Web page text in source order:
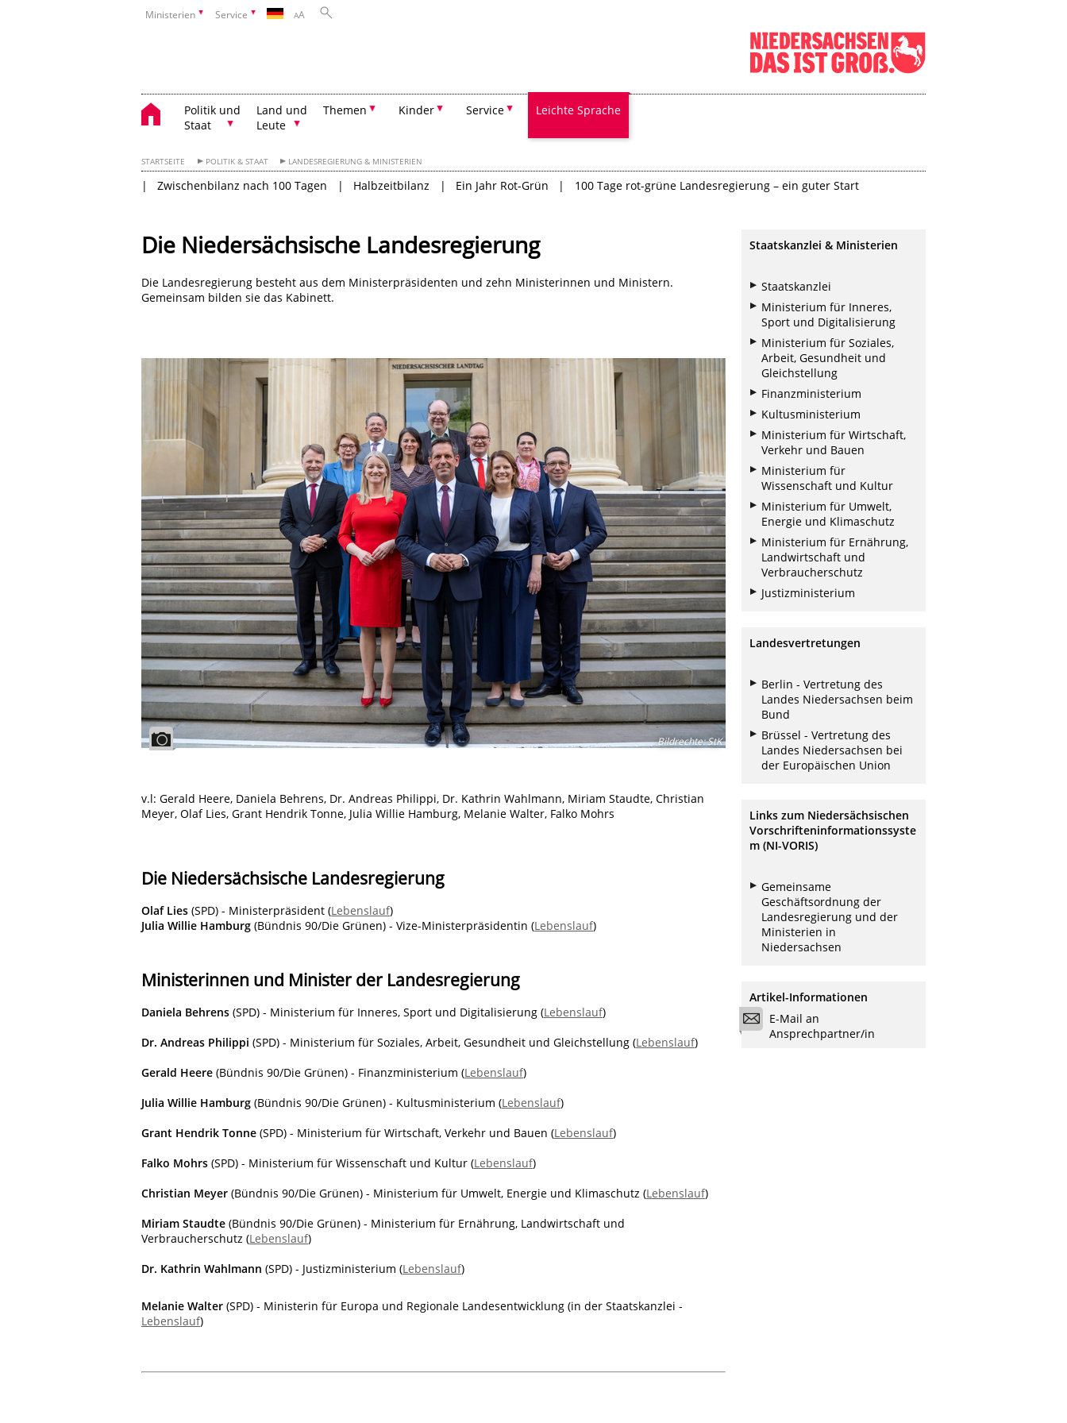
Ministerien Service AA
Politik und
Staat
Land und
Leute
Themen Kinder Service Leichte Sprache
STARTSEITE POLITIK & STAAT LANDESREGIERUNG & MINISTERIEN
Zwischenbilanz nach 100 Tagen Halbzeitbilanz Ein Jahr Rot-Grün 100 Tage rot-grüne Landesregierung – ein guter Start
Die Niedersächsische Landesregierung
Die Landesregierung besteht aus dem Ministerpräsidenten und zehn Ministerinnen und Ministern.
Gemeinsam bilden sie das Kabinett.
Bildrechte:StK
v.l: Gerald Heere, Daniela Behrens, Dr. Andreas Philippi, Dr. Kathrin Wahlmann, Miriam Staudte, Christian
Meyer, Olaf Lies, Grant Hendrik Tonne, Julia Willie Hamburg, Melanie Walter, Falko Mohrs
Die Niedersächsische Landesregierung
Olaf Lies (SPD) - Ministerpräsident (Lebenslauf)
Julia Willie Hamburg (Bündnis 90/Die Grünen) - Vize-Ministerpräsidentin (Lebenslauf)
Ministerinnen und Minister der Landesregierung
Daniela Behrens (SPD) - Ministerium für Inneres, Sport und Digitalisierung (Lebenslauf)
Dr. Andreas Philippi (SPD) - Ministerium für Soziales, Arbeit, Gesundheit und Gleichstellung (Lebenslauf)
Gerald Heere (Bündnis 90/Die Grünen) - Finanzministerium (Lebenslauf)
Julia Willie Hamburg (Bündnis 90/Die Grünen) - Kultusministerium (Lebenslauf)
Grant Hendrik Tonne (SPD) - Ministerium für Wirtschaft, Verkehr und Bauen (Lebenslauf)
Falko Mohrs (SPD) - Ministerium für Wissenschaft und Kultur (Lebenslauf)
Christian Meyer (Bündnis 90/Die Grünen) - Ministerium für Umwelt, Energie und Klimaschutz (Lebenslauf)
Miriam Staudte (Bündnis 90/Die Grünen) - Ministerium für Ernährung, Landwirtschaft und
Verbraucherschutz (Lebenslauf)
Dr. Kathrin Wahlmann (SPD) - Justizministerium (Lebenslauf)
Melanie Walter (SPD) - Ministerin für Europa und Regionale Landesentwicklung (in der Staatskanzlei -
Lebenslauf)
Staatskanzlei & Ministerien
Staatskanzlei
Ministerium für Inneres,
Sport und Digitalisierung
Ministerium für Soziales,
Arbeit, Gesundheit und
Gleichstellung
Finanzministerium
Kultusministerium
Ministerium für Wirtschaft,
Verkehr und Bauen
Ministerium für
Wissenschaft und Kultur
Ministerium für Umwelt,
Energie und Klimaschutz
Ministerium für Ernährung,
Landwirtschaft und
Verbraucherschutz
Justizministerium
Landesvertretungen
Berlin - Vertretung des
Landes Niedersachsen beim
Bund
Brüssel - Vertretung des
Landes Niedersachsen bei
der Europäischen Union
Links zum Niedersächsischen
Vorschrifteninformationssyste
m (NI-VORIS)
Gemeinsame
Geschäftsordnung der
Landesregierung und der
Ministerien in
Niedersachsen
Artikel-Informationen
E-Mail an
Ansprechpartner/in